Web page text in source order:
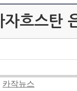
자흐스탄
카작뉴스